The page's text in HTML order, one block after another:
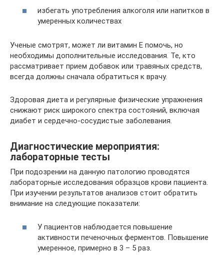
избегать употребления алкоголя или напитков в
умеренных количествах
Ученые смотрят, может ли витамин Е помочь, но
необходимы дополнительные исследования. Те, кто
рассматривает прием добавок или травяных средств,
всегда должны сначала обратиться к врачу.
Здоровая диета и регулярные физические упражнения
снижают риск широкого спектра состояний, включая
диабет и сердечно-сосудистые заболевания.
Диагностические мероприятия:
лабораторные тесты
При подозрении на данную патологию проводятся
лабораторные исследования образцов крови пациента.
При изучении результатов анализов стоит обратить
внимание на следующие показатели:
У пациентов наблюдается повышение
активности печеночных ферментов. Повышение
умеренное, примерно в 3 – 5 раз.